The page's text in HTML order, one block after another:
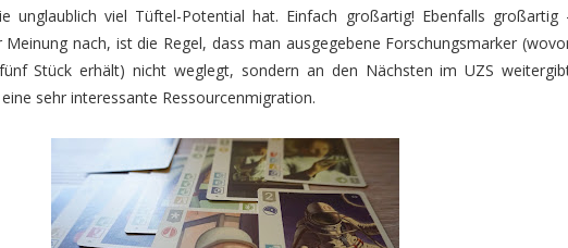
unglaublich viel Tüftel-Potential hat. Einfach großartig! Ebenfalls großartig
nach, ist die Regel, dass man ausgegebene Forschungsmarker
Stück erhält) nicht weglegt, sondern an den Nächsten im UZS
sehr interessante Ressourcenmigration.